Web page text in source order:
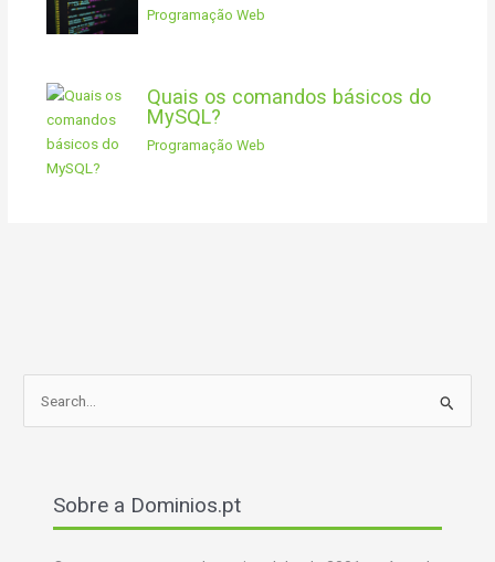
Programação Web
Quais os comandos básicos do
MySQL?
Programação Web
Sobre a Dominios.pt